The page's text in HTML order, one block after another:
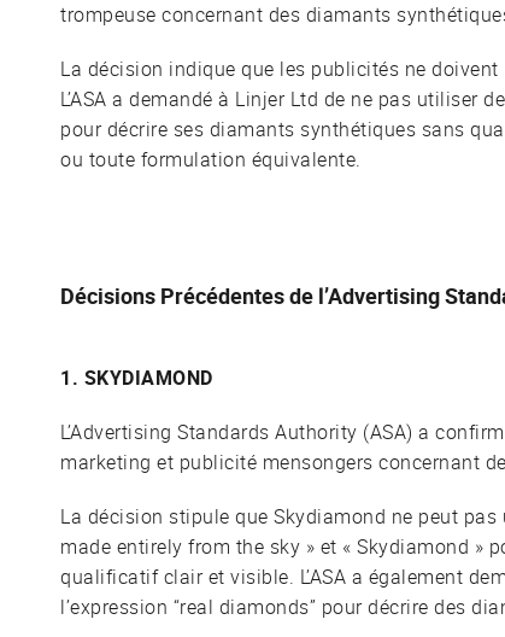
trompeuse concernant des diamants
La décision indique que les publicités ne
L’ASA a demandé à Linjer Ltd de ne pas utiliser
pour décrire ses diamants synthétiques sans
ou toute formulation équivalente.
Décisions Précédentes de l’Advertising
1. SKYDIAMOND
L’Advertising Standards Authority (ASA) a
marketing et publicité mensongers concernant
La décision stipule que Skydiamond ne peut
made entirely from the sky » et « Skydiamond »
qualificatif clair et visible. L’ASA a également
l’expression “real diamonds” pour décrire des